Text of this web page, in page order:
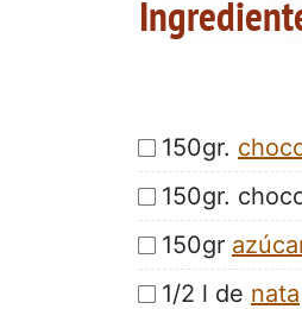
150gr.
150gr.
150gr
1/2 l de nata